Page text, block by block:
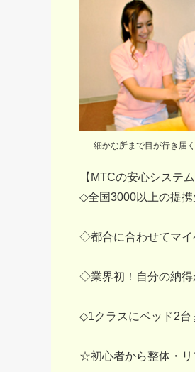
細かな所まで目が行き届
【MTCの安心システム
◇全国3000以上の提
◇都合に合わせてマイ
◇業界初！自分の納得
◇1クラスにベッド2台
☆初心者から整体・リ